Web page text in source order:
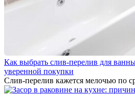
Как выбрать слив-перелив для
уверенной покупки
Слив-перелив кажется мелочью по